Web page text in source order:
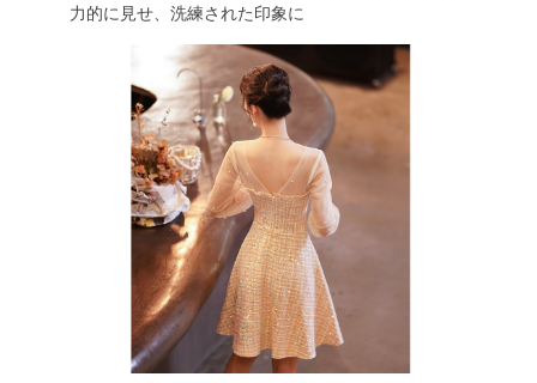
力的に見せ、洗練された印象に